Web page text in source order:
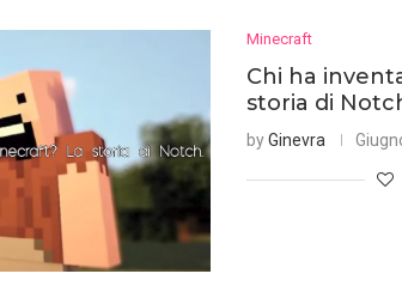
Minecraft
Chi ha
storia di
byGinevra